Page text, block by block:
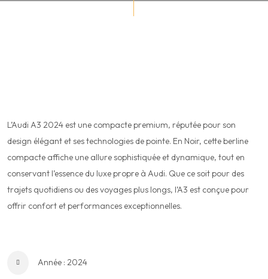
L’Audi A3 2024 est une compacte premium, réputée pour son
design élégant et ses technologies de pointe. En Noir, cette berline
compacte affiche une allure sophistiquée et dynamique, tout en
conservant l’essence du luxe propre à Audi. Que ce soit pour des
trajets quotidiens ou des voyages plus longs, l’A3 est conçue pour
offrir confort et performances exceptionnelles.
Année : 2024